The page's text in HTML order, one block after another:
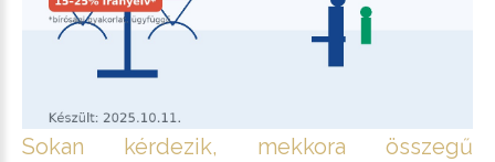
Sokan kérdezik, mekkora összegű